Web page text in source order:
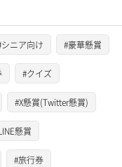
ニア向け #豪華懸賞
#クイズ
#X懸賞(Twitter懸賞)
懸賞
#旅行券